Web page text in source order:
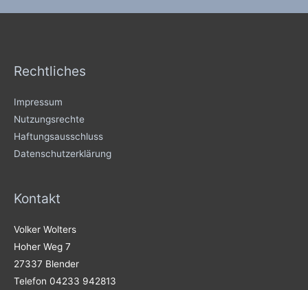
Rechtliches
Impressum
Nutzungsrechte
Haftungsausschluss
Datenschutzerklärung
Kontakt
Volker Wolters
Hoher Weg 7
27337 Blender
Telefon 04233 942813